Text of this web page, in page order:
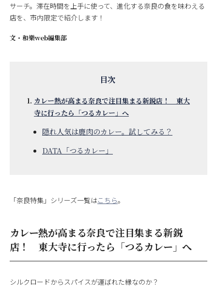
サーチ。滞在時間を上手に使って、進化する奈良の食を味わえる
店を、市内限定で紹介します！
文・ 和樂web編集部
カレー熱が高まる奈良で注目集まる新鋭店！ 東大
寺に行ったら「つるカレー」へ
隠れ人気は鹿肉のカレー。試してみる？
DATA「つるカレー」
「奈良特集」シリーズ一覧はこちら。
カレー熱が高まる奈良で注目集まる新鋭
店！ 東大寺に行ったら「つるカレー」へ
シルクロードからスパイスが運ばれた縁なのか？